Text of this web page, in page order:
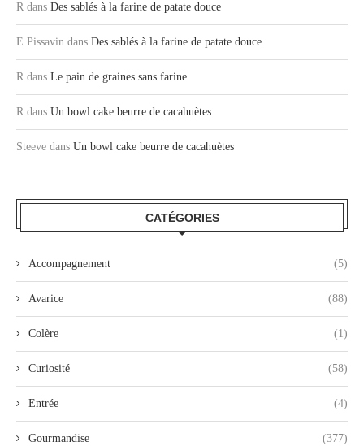
R dans Des sablés à la farine de patate douce
E.Pissavin dans Des sablés à la farine de patate douce
R dans Le pain de graines sans farine
R dans Un bowl cake beurre de cacahuètes
Steeve dans Un bowl cake beurre de cacahuètes
CATÉGORIES
Accompagnement (5)
Avarice (88)
Colère (1)
Curiosité (58)
Entrée (4)
Gourmandise (377)